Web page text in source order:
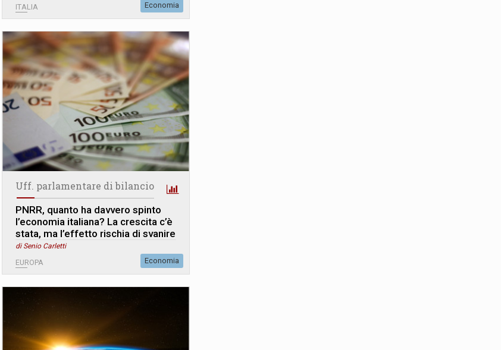
ITALIA Economia
Uff. parlamentare di bilancio
PNRR, quanto ha davvero spinto
l’economia italiana? La crescita c’è
stata, ma l’effetto rischia di svanire
di Senio Carletti
EUROPA Economia